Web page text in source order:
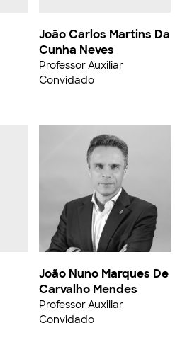
João Carlos Martins Da
Cunha Neves
Professor Auxiliar
Convidado
João Nuno Marques De
Carvalho Mendes
Professor Auxiliar
Convidado